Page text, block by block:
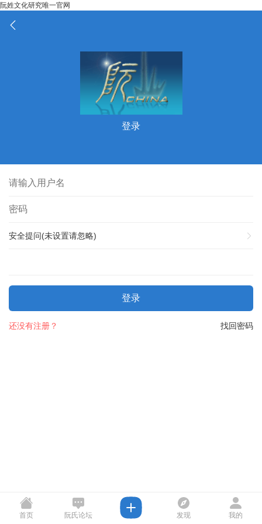
阮姓文化研究唯一官网
登录
安全提问(未设置请忽略)
登录
找回密码
还没有注册？
首页 阮氏论坛 发现 我的